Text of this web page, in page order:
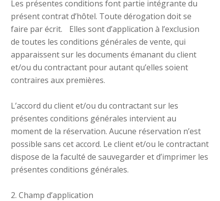
t
e
Les présentes conditions font partie intégrante du
présent contrat d’hôtel. Toute dérogation doit se
faire par écrit. Elles sont d’application à l’exclusion
de toutes les conditions générales de vente, qui
apparaissent sur les documents émanant du client
et/ou du contractant pour autant qu’elles soient
contraires aux premières.
L’accord du client et/ou du contractant sur les
présentes conditions générales intervient au
moment de la réservation. Aucune réservation n’est
possible sans cet accord. Le client et/ou le contractant
dispose de la faculté de sauvegarder et d’imprimer les
présentes conditions générales.
2. Champ d’application